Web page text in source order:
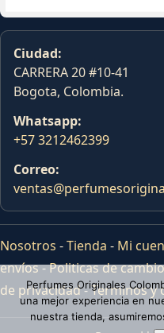
Ciudad:
CARRERA 20 #10-41
Bogota, Colombia.
Whatsapp:
+57 3212462399
Correo:
Nosotros -Tienda - Mi
envíos-Politicas de
de privacidad-Terminos y
Perfumes Originales
una mejor experiencia en
nuestra tienda,